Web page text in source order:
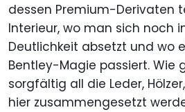
dessen Premium-Derivaten
Interieur, wo man sich noch
Deutlichkeit absetzt und wo
Bentley-Magie passiert. Wie
sorgfältig all die Leder,
hier zusammengesetzt